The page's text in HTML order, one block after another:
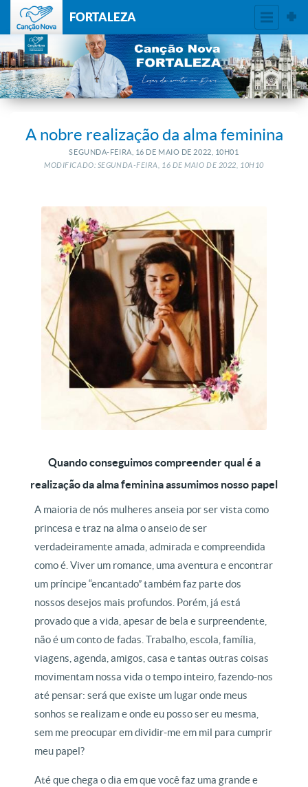
FORTALEZA
A nobre realização da alma feminina
SEGUNDA-FEIRA, 16 DE MAIO DE 2022, 10H01
MODIFICADO: SEGUNDA-FEIRA, 16 DEMAIO DE 2022, 10H10
Quando conseguimos compreender qual é a
realização da alma feminina assumimos nosso papel
A maioria de nós mulheres anseia por ser vista como
princesa e traz na alma o anseio de ser
verdadeiramente amada, admirada e compreendida
como é. Viver um romance, uma aventura e encontrar
um príncipe “encantado” também faz parte dos
nossos desejos mais profundos. Porém, já está
provado que a vida, apesar de bela e surpreendente,
não é um conto de fadas. Trabalho, escola, família,
viagens, agenda, amigos, casa e tantas outras coisas
movimentam nossa vida o tempo inteiro, fazendo-nos
até pensar: será que existe um lugar onde meus
sonhos se realizam e onde eu posso ser eu mesma,
sem me preocupar em dividir-me em mil para cumprir
meu papel?
Até que chega o dia em que você faz uma grande e